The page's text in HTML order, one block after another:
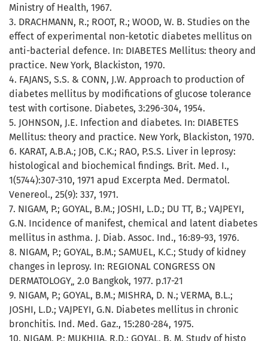
Ministry of Health, 1967.
3. DRACHMANN, R.; ROOT, R.; WOOD, W. B. Studies on the
effect of experimental non-ketotic diabetes mellitus on
anti-bacterial defence. In: DIABETES Mellitus: theory and
practice. New York, Blackiston, 1970.
4. FAJANS, S.S. & CONN, J.W. Approach to production of
diabetes mellitus by modifications of glucose tolerance
test with cortisone. Diabetes, 3:296-304, 1954.
5. JOHNSON, J.E. Infection and diabetes. In: DIABETES
Mellitus: theory and practice. New York, Blackiston, 1970.
6. KARAT, A.B.A.; JOB, C.K.; RAO, P.S.S. Liver in leprosy:
histological and biochemical findings. Brit. Med. I.,
1(5744):307-310, 1971 apud Excerpta Med. Dermatol.
Venereol., 25(9): 337, 1971.
7. NIGAM, P.; GOYAL, B.M.; JOSHI, L.D.; DU TT, B.; VAJPEYI,
G.N. Incidence of manifest, chemical and latent diabetes
mellitus in asthma. J. Diab. Assoc. Ind., 16:89-93, 1976.
8. NIGAM, P.; GOYAL, B.M.; SAMUEL, K.C.; Study of kidney
changes in leprosy. In: REGIONAL CONGRESS ON
DERMATOLOGY„ 2.0 Bangkok, 1977. p.17-21
9. NIGAM, P.; GOYAL, B.M.; MISHRA, D. N.; VERMA, B.L.;
JOSHI, L.D.; VAJPEYI, G.N. Diabetes mellitus in chronic
bronchitis. Ind. Med. Gaz., 15:280-284, 1975.
10. NIGAM, P.; MUKHIJA, R.D.; GOYAL, B. M. Study of histo